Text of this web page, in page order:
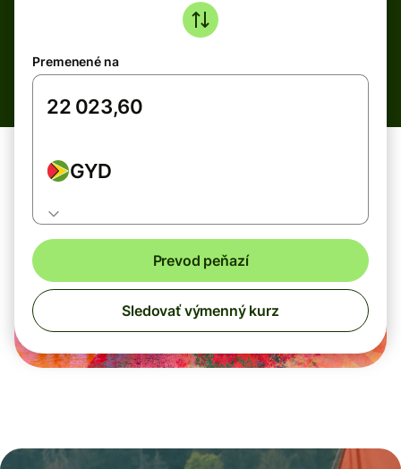
Premenené na
GYD
Prevod peňazí
Sledovať výmenný kurz